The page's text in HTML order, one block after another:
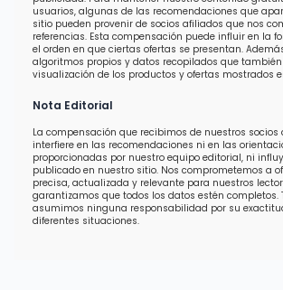
usuarios, algunas de las recomendaciones que
sitio pueden provenir de socios afiliados que nos
referencias. Esta compensación puede influir en la
el orden en que ciertas ofertas se presentan.
algoritmos propios y datos recopilados que
visualización de los productos y ofertas mostrados
Nota Editorial
La compensación que recibimos de nuestros socios
interfiere en las recomendaciones ni en las
proporcionadas por nuestro equipo editorial, ni
publicado en nuestro sitio. Nos comprometemos a
precisa, actualizada y relevante para nuestros
garantizamos que todos los datos estén completos.
asumimos ninguna responsabilidad por su
diferentes situaciones.